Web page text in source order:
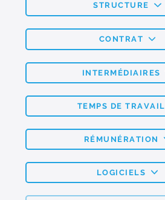
STRUCTURE
CONTRAT
INTERMÉDIAIRES
TEMPS DE TRAVAIL
RÉMUNÉRATION
LOGICIELS